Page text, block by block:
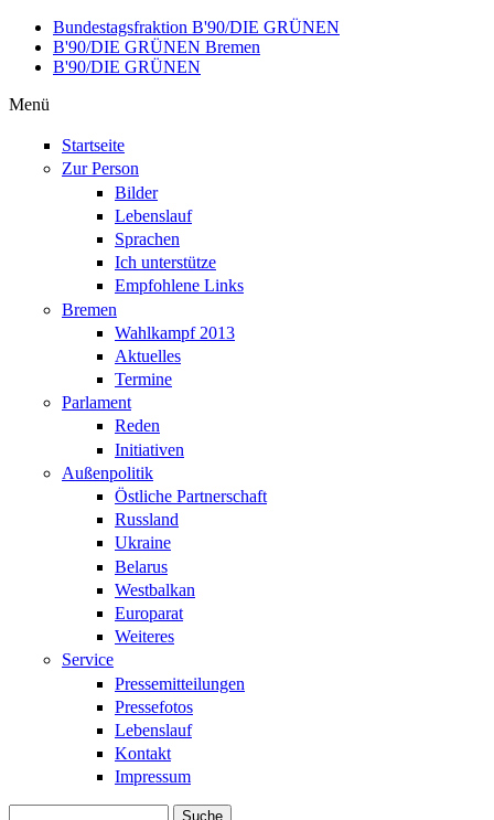
Direkt zum Inhalt
Bundestagsfraktion B'90/DIE GRÜNEN
B'90/DIE GRÜNEN Bremen
B'90/DIE GRÜNEN
Menü
Startseite
Zur Person
Bilder
Lebenslauf
Sprachen
Ich unterstütze
Empfohlene Links
Bremen
Wahlkampf 2013
Aktuelles
Termine
Parlament
Reden
Initiativen
Außenpolitik
Östliche Partnerschaft
Russland
Ukraine
Belarus
Westbalkan
Europarat
Weiteres
Service
Pressemitteilungen
Pressefotos
Lebenslauf
Kontakt
Impressum